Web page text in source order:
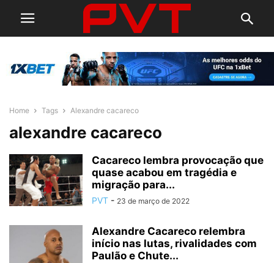
Home Tags Alexandre cacareco
alexandre cacareco
Cacareco lembra provocação que
quase acabou em tragédia e
migração para...
PVT - 23 de março de 2022
Alexandre Cacareco relembra
início nas lutas, rivalidades com
Paulão e Chute...